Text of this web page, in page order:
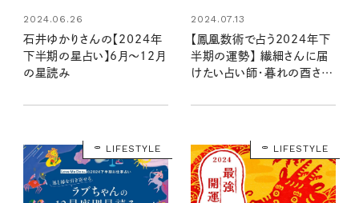
2024.06.26
石井ゆかりさんの【2024年
下半期の星占い】6月～12月
の星読み
2024.07.13
【鳳凰数術で占う2024年下
半期の運勢】 繊細さんに届
けたい占い師・暮れの酉さん
LIFESTYLE LIFESTYLE